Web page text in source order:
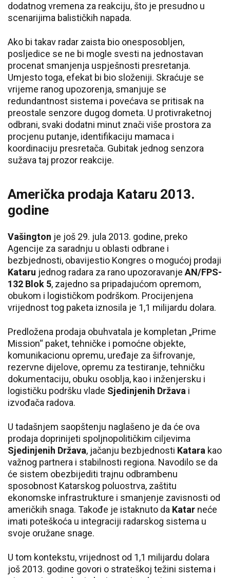
dodatnog vremena za reakciju, što je presudno u
scenarijima balističkih napada.
Ako bi takav radar zaista bio onesposobljen,
posljedice se ne bi mogle svesti na jednostavan
procenat smanjenja uspješnosti presretanja.
Umjesto toga, efekat bi bio složeniji. Skraćuje se
vrijeme ranog upozorenja, smanjuje se
redundantnost sistema i povećava se pritisak na
preostale senzore dugog dometa. U protivraketnoj
odbrani, svaki dodatni minut znači više prostora za
procjenu putanje, identifikaciju mamaca i
koordinaciju presretača. Gubitak jednog senzora
sužava taj prozor reakcije.
Američka prodaja Kataru 2013.
godine
Vašington je još 29. jula 2013. godine, preko
Agencije za saradnju u oblasti odbrane i
bezbjednosti, obavijestio Kongres o mogućoj prodaji
Kataru jednog radara za rano upozoravanje AN/FPS-
132 Blok 5, zajedno sa pripadajućom opremom,
obukom i logističkom podrškom. Procijenjena
vrijednost tog paketa iznosila je 1,1 milijardu dolara.
Predložena prodaja obuhvatala je kompletan „Prime
Mission“ paket, tehničke i pomoćne objekte,
komunikacionu opremu, uređaje za šifrovanje,
rezervne dijelove, opremu za testiranje, tehničku
dokumentaciju, obuku osoblja, kao i inženjersku i
logističku podršku vlade Sjedinjenih Država i
izvođača radova.
U tadašnjem saopštenju naglašeno je da će ova
prodaja doprinijeti spoljnopolitičkim ciljevima
Sjedinjenih Država, jačanju bezbjednosti Katara kao
važnog partnera i stabilnosti regiona. Navodilo se da
će sistem obezbijediti trajnu odbrambenu
sposobnost Katarskog poluostrva, zaštitu
ekonomske infrastrukture i smanjenje zavisnosti od
američkih snaga. Takođe je istaknuto da Katar neće
imati poteškoća u integraciji radarskog sistema u
svoje oružane snage.
U tom kontekstu, vrijednost od 1,1 milijardu dolara
još 2013. godine govori o strateškoj težini sistema i